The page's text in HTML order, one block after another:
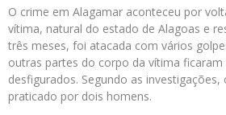
O crime em Alagamar aconteceu por
vítima, natural do estado de Alagoas e
três meses, foi atacada com vários
outras partes do corpo da vítima
desfigurados. Segundo as
praticado por dois homens.